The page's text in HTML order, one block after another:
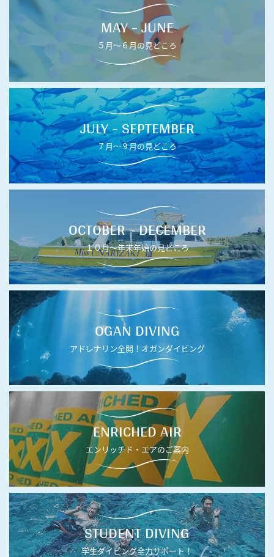
MAY - JUNE
５月〜６月の見どころ
JULY - SEPTEMBER
７月〜９月の見どころ
OCTOBER - DECEMBER
１０月〜年末年始の見どころ
OGAN DIVING
アドレナリン全開！オガンダイビング
ENRICHED AIR
エンリッチド・エアのご案内
STUDENT DIVING
学生ダイビング全力サポート！